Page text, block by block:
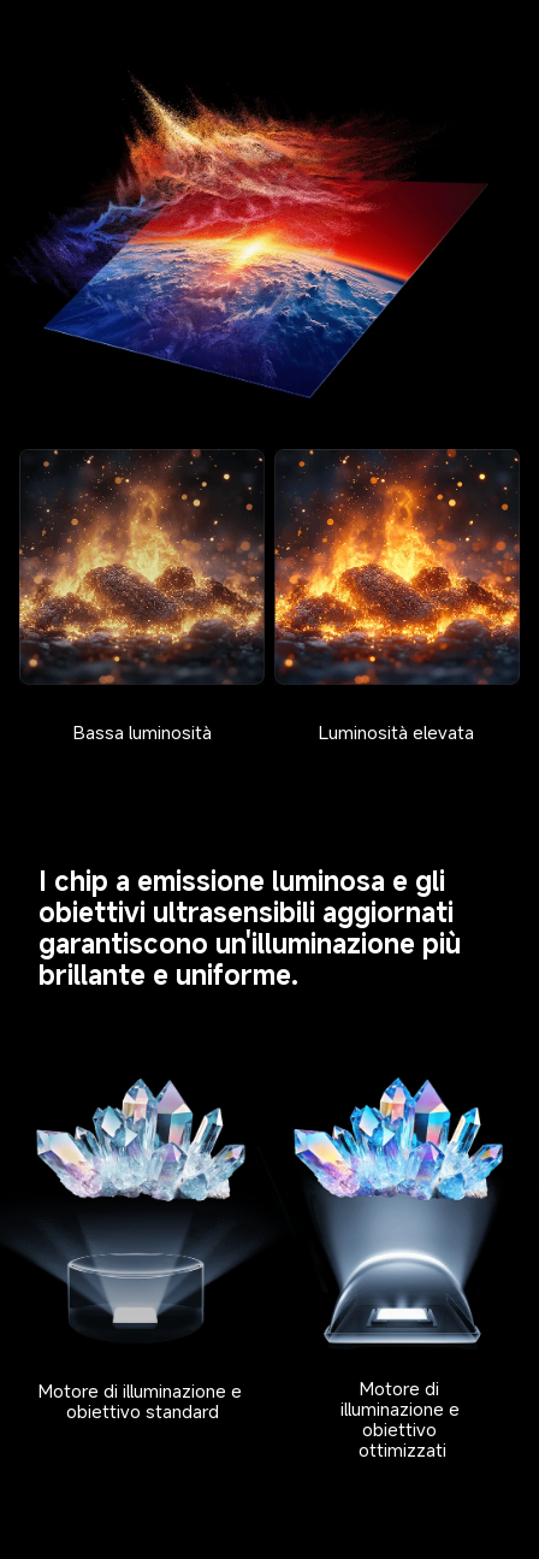
Bassa luminosità Luminosità elevata
I chip a emissione luminosa e gli
obiettivi ultrasensibili aggiornati
garantiscono un'illuminazione più
brillante e uniforme.
Motore di illuminazione e
obiettivo standard
Motore di
illuminazione e
obiettivo
ottimizzati